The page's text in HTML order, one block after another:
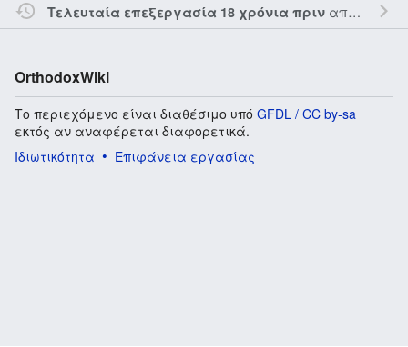
Τελευταία επεξεργασία 18 χρόνια πριναπό τον την
OrthodoxWiki
Το περιεχόμενο είναι διαθέσιμο υπό GFDL / CC by-sa
εκτός αν αναφέρεται διαφορετικά.
Ιδιωτικότητα
Επιφάνεια εργασίας